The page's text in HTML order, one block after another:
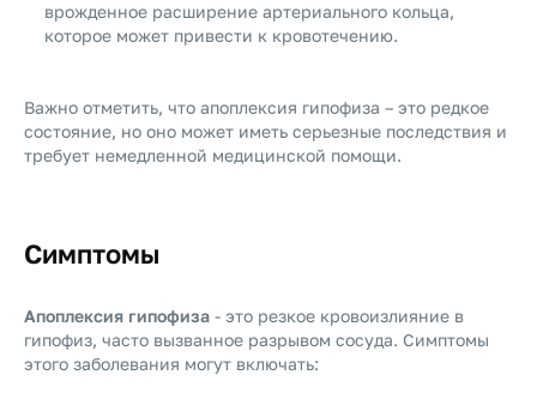
врожденное расширение артериального кольца,
которое может привести к кровотечению.
Важно отметить, что апоплексия гипофиза – это редкое
состояние, но оно может иметь серьезные последствия и
требует немедленной медицинской помощи.
Симптомы
Апоплексия гипофиза - это резкое кровоизлияние в
гипофиз, часто вызванное разрывом сосуда. Симптомы
этого заболевания могут включать: